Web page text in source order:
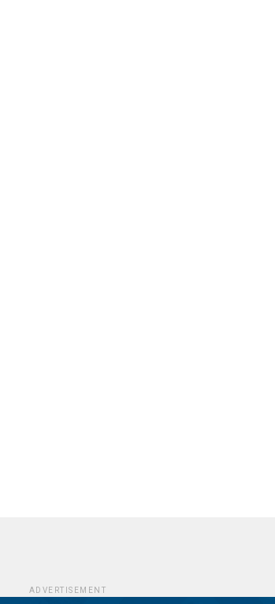
ADVERTISEMENT